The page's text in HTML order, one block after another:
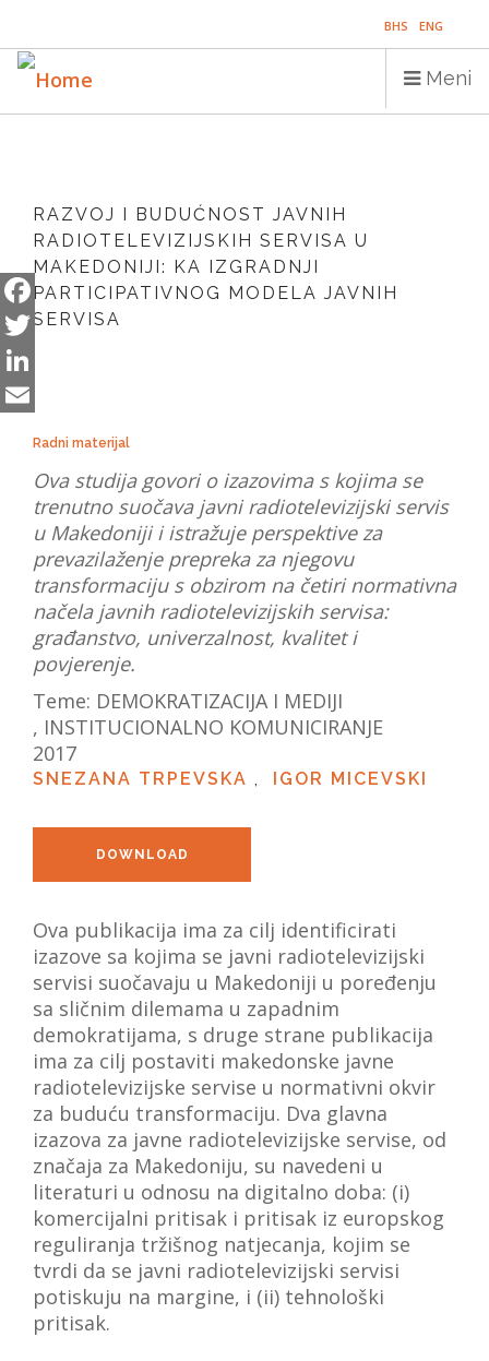
main
content
BHS ENG
Meni
navigation
PUBLIKACIJE
PROGRAMI
PROJEKTI
DOGAĐAJI
EDUKACIJA
VIJESTI
O NAMA
SEARCH
RAZVOJ I BUDUĆNOST JAVNIH
RADIOTELEVIZIJSKIH SERVISA U
MAKEDONIJI: KA IZGRADNJI
PARTICIPATIVNOG MODELA JAVNIH
SERVISA
Radni materijal
Ova studija govori o izazovima s kojima se
trenutno suočava javni radiotelevizijski servis
u Makedoniji i istražuje perspektive za
prevazilaženje prepreka za njegovu
transformaciju s obzirom na četiri normativna
načela javnih radiotelevizijskih servisa:
građanstvo, univerzalnost, kvalitet i
povjerenje.
Teme: DEMOKRATIZACIJA I MEDIJI
, INSTITUCIONALNO KOMUNICIRANJE
2017
SNEZANA TRPEVSKA , IGOR MICEVSKI
DOWNLOAD
Facebook
Twitter
LinkedIn
Ova publikacija ima za cilj identificirati
izazove sa kojima se javni radiotelevizijski
servisi suočavaju u Makedoniji u poređenju
sa sličnim dilemama u zapadnim
demokratijama, s druge strane publikacija
ima za cilj postaviti makedonske javne
radiotelevizijske servise u normativni okvir
za buduću transformaciju. Dva glavna
izazova za javne radiotelevizijske servise, od
značaja za Makedoniju, su navedeni u
literaturi u odnosu na digitalno doba: (i)
komercijalni pritisak i pritisak iz europskog
reguliranja tržišnog natjecanja, kojim se
tvrdi da se javni radiotelevizijski servisi
potiskuju na margine, i (ii) tehnološki
pritisak.